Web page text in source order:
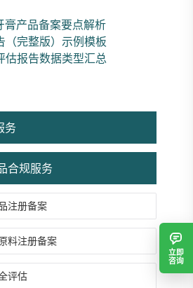
膏产品备案要点解析
（完整版）示例模板
估报告数据类型汇总
务
合规服务
注册备案
料注册备案
评估
立即
咨询